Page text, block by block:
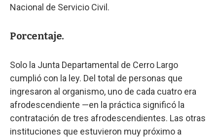
Nacional de Servicio Civil.
Porcentaje.
Solo la Junta Departamental de Cerro Largo
cumplió con la ley. Del total de personas que
ingresaron al organismo, uno de cada cuatro era
afrodescendiente —en la práctica significó la
contratación de tres afrodescendientes. Las otras
instituciones que estuvieron muy próximo a